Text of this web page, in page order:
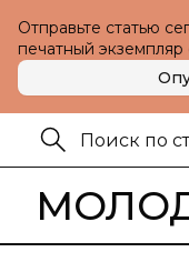
Отправьте статью
печатный экземпляр